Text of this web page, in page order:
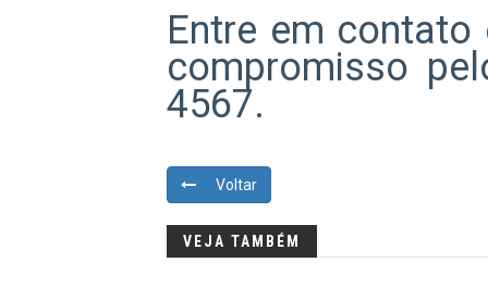
Entre em
compromisso
4567.
Voltar
VEJA TAMBÉM